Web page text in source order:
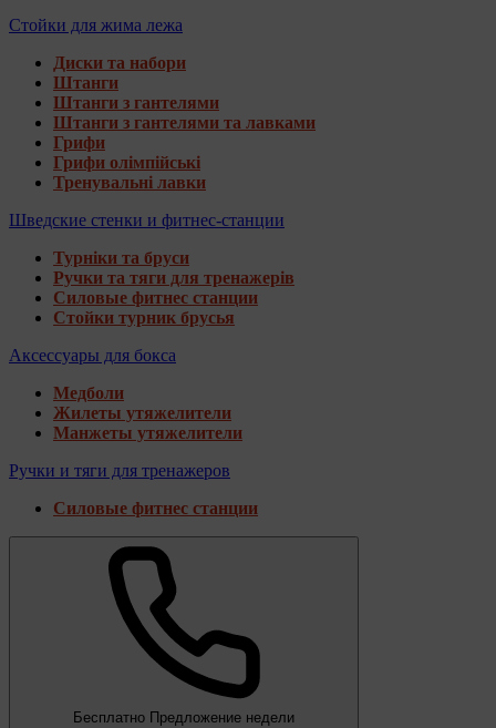
Стойки для жима лежа
Диски та набори
Штанги
Штанги з гантелями
Штанги з гантелями та лавками
Грифи
Грифи олімпійські
Тренувальні лавки
Шведские стенки и фитнес-станции
Турніки та бруси
Ручки та тяги для тренажерів
Силовые фитнес станции
Стойки турник брусья
Аксессуары для бокса
Медболи
Жилеты утяжелители
Манжеты утяжелители
Ручки и тяги для тренажеров
Силовые фитнес станции
Бесплатно Предложение недели